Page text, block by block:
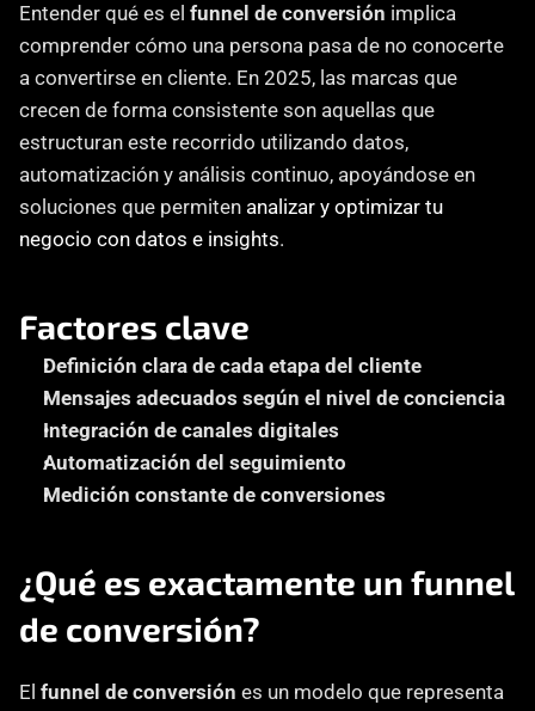
MHA Academy
Contáctanos
Entender qué es el funnel de conversión implica
comprender cómo una persona pasa de no conocerte
a convertirse en cliente. En 2025, las marcas que
crecen de forma consistente son aquellas que
estructuran este recorrido utilizando datos,
automatización y análisis continuo, apoyándose en
soluciones que permiten analizar y optimizar tu
negocio con datos e insights.
Factores clave
Definición clara de cada etapa del cliente
Mensajes adecuados según el nivel de conciencia
Integración de canales digitales
Automatización del seguimiento
Medición constante de conversiones
¿Qué es exactamente un funnel
de conversión?
El funnel de conversión es un modelo que representa